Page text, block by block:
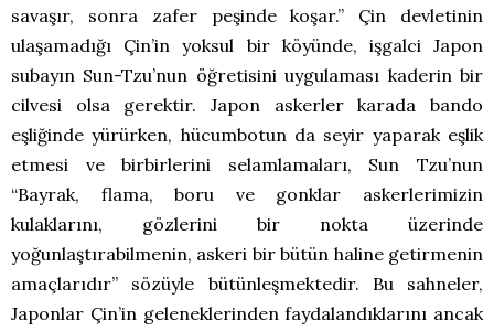
savaşır, sonra zafer peşinde koşar.” Çin devletinin
ulaşamadığı Çin’in yoksul bir köyünde, işgalci Japon
subayın Sun-Tzu’nun öğretisini uygulaması kaderin bir
cilvesi olsa gerektir. Japon askerler karada bando
eşliğinde yürürken, hücumbotun da seyir yaparak eşlik
etmesi ve birbirlerini selamlamaları, Sun Tzu’nun
“Bayrak, flama, boru ve gonklar askerlerimizin
kulaklarını, gözlerini bir nokta üzerinde
yoğunlaştırabilmenin, askeri bir bütün haline getirmenin
amaçlarıdır” sözüyle bütünleşmektedir. Bu sahneler,
Japonlar Çin’in geleneklerinden faydalandıklarını ancak